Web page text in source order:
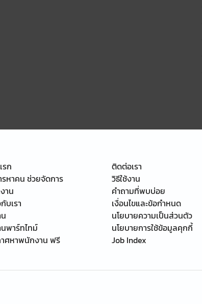
รก
รหาคน ช่วยจัดการ
าน
บเรา
นพาร์ทไทม์
าศหาพนักงาน ฟรี
ติดต่อเรา
วิธีใช้งาน
คำถามที่พบบ่อย
เงื่อนไขและข้อกำหนด
นโยบายความเป็นส่วนตัว
นโยบายการใช้ข้อมูลคุกกี้
Job Index